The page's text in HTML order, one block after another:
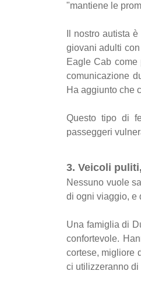
"mantiene le
Il nostro autista
giovani adulti
Eagle Cab come
comunicazione
Ha aggiunto che
Questo tipo di
passeggeri
3. Veicoli
Nessuno vuole
di ogni viaggio, e
Una famiglia di
confortevole.
cortese, migliore
ci utilizzeranno di